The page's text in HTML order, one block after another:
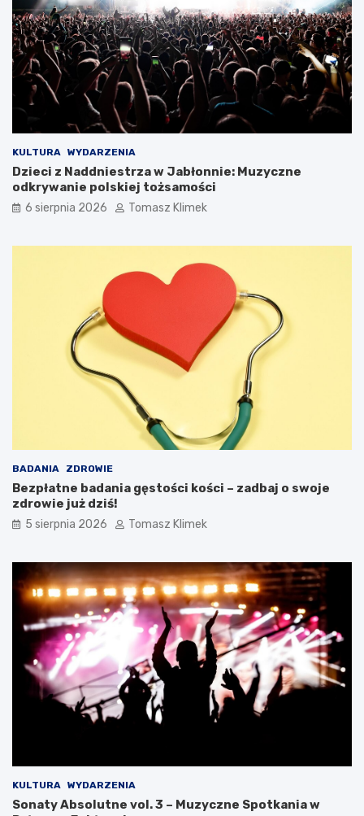
KULTURA WYDARZENIA
Dzieci z Naddniestrza w Jabłonnie: Muzyczne
odkrywanie polskiej tożsamości
6 sierpnia 2026 Tomasz Klimek
BADANIA ZDROWIE
Bezpłatne badania gęstości kości – zadbaj o swoje
zdrowie już dziś!
5 sierpnia 2026 Tomasz Klimek
KULTURA WYDARZENIA
Sonaty Absolutne vol. 3 – Muzyczne Spotkania w